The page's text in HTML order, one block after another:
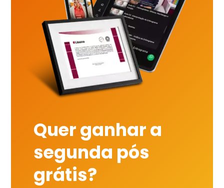
Quer ganhar a
segunda pós
grátis?